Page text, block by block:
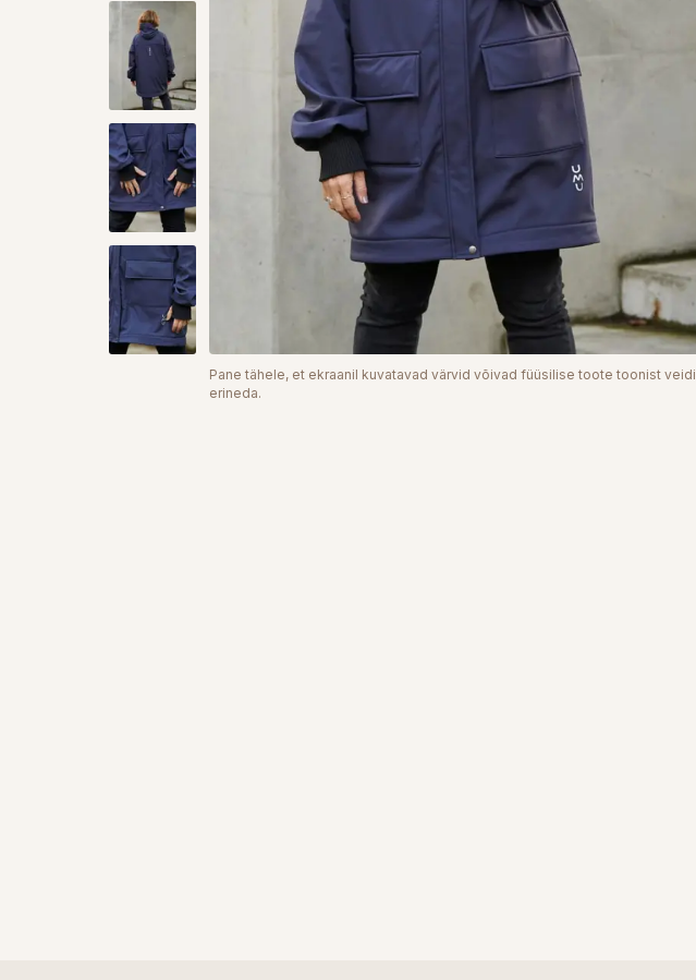
Pane tähele, et ekraanil kuvatavad värvid võivad füüsilise toote toonist veidi
erineda.